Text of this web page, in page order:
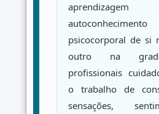
psicocorporal de si
outro na
profissionais
o trabalho de
sensações,